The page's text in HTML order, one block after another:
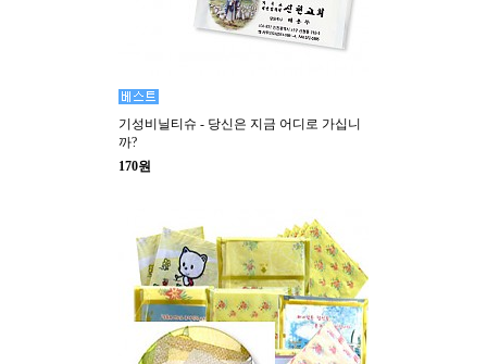
기성비닐티슈 - 당신은 지금 어디로 가십니
까?
170원